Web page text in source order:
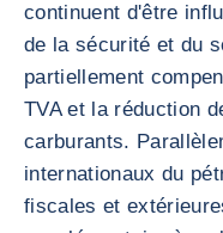
continuent d'être
de la sécurité et du
partiellement
TVA et la réduction
carburants.
internationaux du
fiscales et